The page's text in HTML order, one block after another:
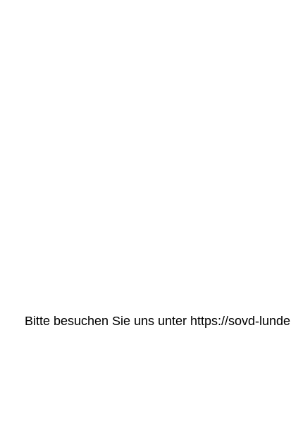
Bitte besuchen Sie uns unter https://sovd-